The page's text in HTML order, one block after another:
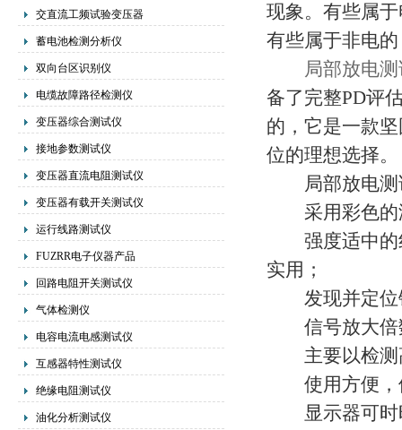
交直流工频试验变压器
蓄电池检测分析仪
双向台区识别仪
电缆故障路径检测仪
变压器综合测试仪
接地参数测试仪
变压器直流电阻测试仪
变压器有载开关测试仪
运行线路测试仪
FUZRR电子仪器产品
回路电阻开关测试仪
气体检测仪
电容电流电感测试仪
互感器特性测试仪
绝缘电阻测试仪
油化分析测试仪
现象。有些属
有些属于非电
局部放电
备了完整PD评
的，它是一款
位的理想选择。
局部放电测
采用彩色的
强度适中的
实用；
发现并定位
信号放大倍
主要以检测
使用方便，
显示器可时